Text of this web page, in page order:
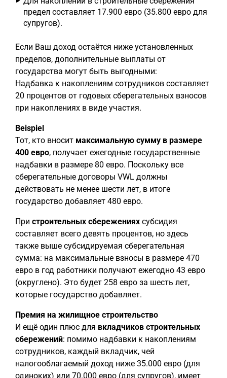
предел составляет 17.900 евро (35.800 евро для
супругов).
Если Ваш доход остаётся ниже установленных
пределов, дополнительные выплаты от
государства могут быть выгодными:
Надбавка к накоплениям сотрудников составляет
20 процентов от годовых сберегательных взносов
при накоплениях в виде участия.
Beispiel
Тот, кто вносит максимальную сумму в размере
400 евро, получает ежегодные государственные
надбавки в размере 80 евро. Поскольку все
сберегательные договоры VWL должны
действовать не менее шести лет, в итоге
государство добавляет 480 евро.
При строительных сбережениях субсидия
составляет всего девять процентов, но здесь
также выше субсидируемая сберегательная
сумма: на максимальные взносы в размере 470
евро в год работники получают ежегодно 43 евро
(округлено). Это будет 258 евро за шесть лет,
которые государство добавляет.
Премия на жилищное строительство
И ещё один плюс для вкладчиков строительных
сбережений: помимо надбавки к накоплениям
сотрудников, каждый вкладчик, чей
налогооблагаемый доход ниже 35.000 евро (для
одиноких) или 70.000 евро (для супругов), имеет